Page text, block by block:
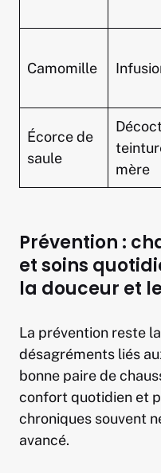
Camomille
Écorce de
saule
mère
Prévention :
et soins
la douceur et
La prévention reste
désagréments liés
bonne paire de
confort quotidien et
chroniques souvent
avancé.